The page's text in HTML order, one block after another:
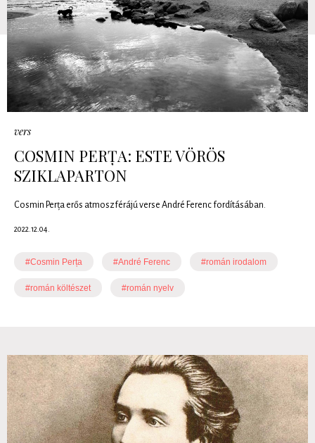
vers
COSMIN PERȚA: ESTE VÖRÖS
SZIKLAPARTON
Cosmin Perța erős atmoszférájú verse André Ferenc fordításában.
2022.12.04.
#Cosmin Perța #André Ferenc #román irodalom
#román költészet #román nyelv